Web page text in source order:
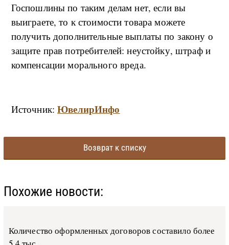
Госпошлины по таким делам нет, если вы
выиграете, то к стоимости товара можете
получить дополнительные выплаты по закону о
защите прав потребителей: неустойку, штраф и
компенсации морального вреда.
Источник:ЮвелирИнфо
Возврат к списку
Похожие новости:
Количество оформленных договоров составило более